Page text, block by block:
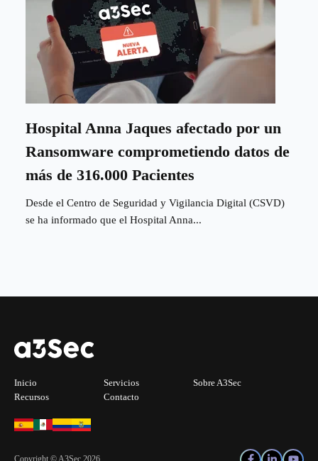
Hospital Anna Jaques afectado por un
Ransomware comprometiendo datos de
más de 316.000 Pacientes
Desde el Centro de Seguridad y Vigilancia Digital (CSVD)
se ha informado que el Hospital Anna...
Inicio Servicios
Sobre A3Sec
Recursos
Contacto